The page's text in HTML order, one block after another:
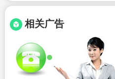
相关广告